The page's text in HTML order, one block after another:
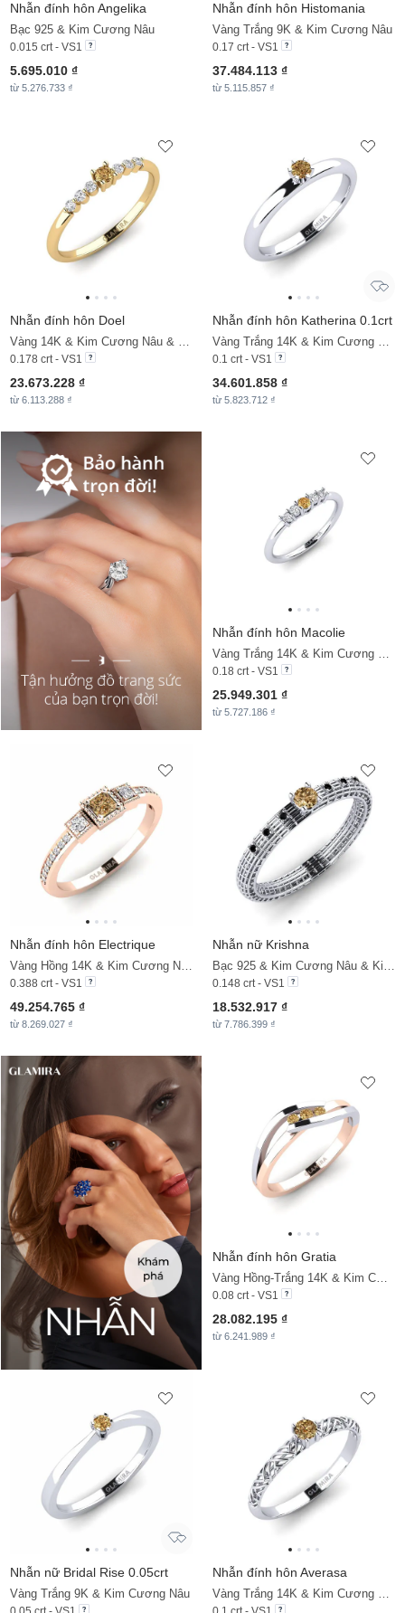
Nhẫn đính hôn Angelika
Bạc 925 & Kim Cương Nâu
0.015 crt - VS1
5.695.010 ₫
từ 5.276.733 ₫
Nhẫn đính hôn Histomania
Vàng Trắng 9K & Kim Cương Nâu
0.17 crt - VS1
37.484.113 ₫
từ 5.115.857 ₫
Nhẫn đính hôn Doel
Vàng 14K & Kim Cương Nâu & Kim Cương
0.178 crt - VS1
23.673.228 ₫
từ 6.113.288 ₫
Nhẫn đính hôn Katherina 0.1crt
Vàng Trắng 14K & Kim Cương Nâu
0.1 crt - VS1
34.601.858 ₫
từ 5.823.712 ₫
Nhẫn đính hôn Macolie
Vàng Trắng 14K & Kim Cương Nâu & Kim Cương
0.18 crt - VS1
25.949.301 ₫
từ 5.727.186 ₫
Nhẫn đính hôn Electrique
Vàng Hồng 14K & Kim Cương Nâu & Kim Cương
0.388 crt - VS1
49.254.765 ₫
từ 8.269.027 ₫
Nhẫn nữ Krishna
Bạc 925 & Kim Cương Nâu & Kim Cương Đen
0.148 crt - VS1
18.532.917 ₫
từ 7.786.399 ₫
Nhẫn đính hôn Gratia
Vàng Hồng-Trắng 14K & Kim Cương Nâu
0.08 crt - VS1
28.082.195 ₫
từ 6.241.989 ₫
Nhẫn nữ Bridal Rise 0.05crt
Vàng Trắng 9K & Kim Cương Nâu
Nhẫn đính hôn Averasa